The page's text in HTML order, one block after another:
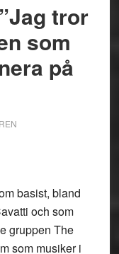
tror
som
på
basist, bland
och som
gruppen The
som musiker i